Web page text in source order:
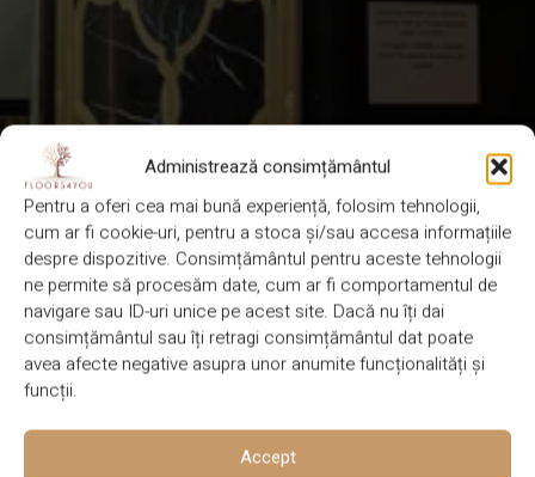
Administrează consimțământul
Pentru a oferi cea mai bună experiență, folosim tehnologii,
cum ar fi cookie-uri, pentru a stoca și/sau accesa informațiile
despre dispozitive. Consimțământul pentru aceste tehnologii
ne permite să procesăm date, cum ar fi comportamentul de
navigare sau ID-uri unice pe acest site. Dacă nu îți dai
consimțământul sau îți retragi consimțământul dat poate
avea afecte negative asupra unor anumite funcționalități și
funcții.
Accept